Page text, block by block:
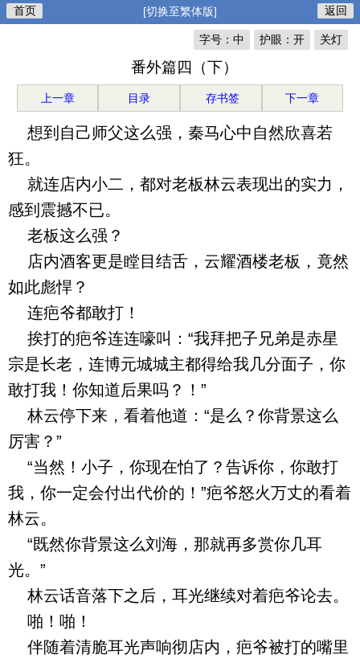
首页 [切换至繁体版] 返回
关灯
护眼：开
字号：中
番外篇四（下）
上一章 目录 存书签 下一章
想到自己师父这么强，秦马心中自然欣喜若
狂。
就连店内小二，都对老板林云表现出的实力，
感到震撼不已。
老板这么强？
店内酒客更是瞠目结舌，云耀酒楼老板，竟然
如此彪悍？
连疤爷都敢打！
挨打的疤爷连连嚎叫：“我拜把子兄弟是赤星
宗是长老，连博元城城主都得给我几分面子，你
敢打我！你知道后果吗？！”
林云停下来，看着他道：“是么？你背景这么
厉害？”
“当然！小子，你现在怕了？告诉你，你敢打
我，你一定会付出代价的！”疤爷怒火万丈的看着
林云。
“既然你背景这么刘海，那就再多赏你几耳
光。”
林云话音落下之后，耳光继续对着疤爷论去。
啪！啪！
伴随着清脆耳光声响彻店内，疤爷被打的嘴里